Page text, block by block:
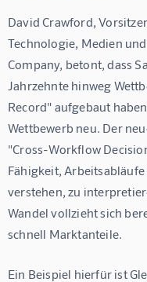
David Crawford,
Technologie, Medien
Company, betont, dass
Jahrzehnte hinweg
Record" aufgebaut
Wettbewerb neu. Der
"Cross-Workflow
Fähigkeit,
verstehen, zu
Wandel vollzieht sich
schnell Marktanteile.
Ein Beispiel hierfür ist